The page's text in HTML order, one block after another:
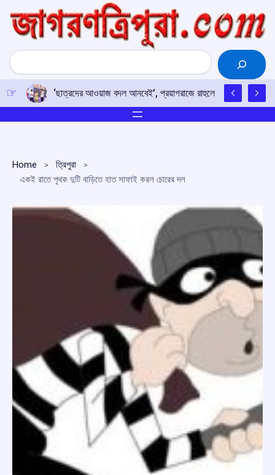
content
Search
‘ছাত্রদের আওয়াজ বদল আনবেই’, প্রয়াগরাজে রাহুলের হুঙ্কার
Home
ত্রিপুরা
একই রাতে পৃথক দুটি বাড়িতে হাত সাফাই করল চোরের দল